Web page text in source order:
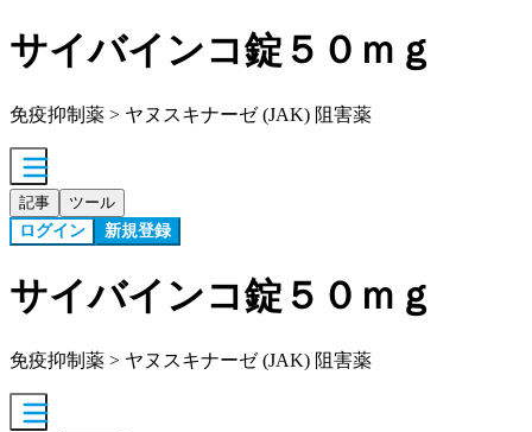
サイバインコ錠５０ｍｇ
免疫抑制薬 > ヤヌスキナーゼ (JAK) 阻害薬
記事 ツール
ログイン 新規登録
サイバインコ錠５０ｍｇ
免疫抑制薬 > ヤヌスキナーゼ (JAK) 阻害薬